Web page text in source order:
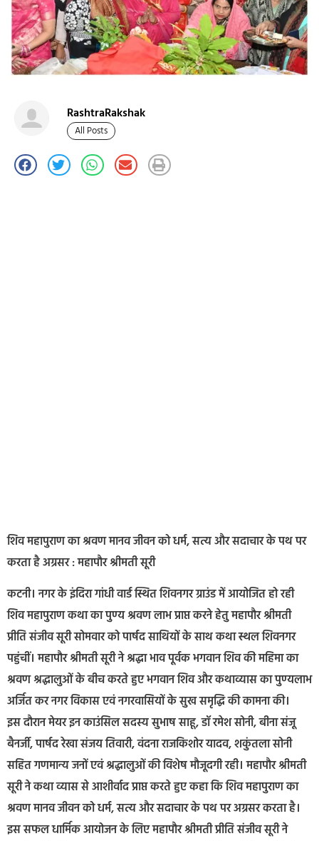
RashtraRakshak
All Posts
शिव महापुराण का श्रवण मानव जीवन को धर्म, सत्य और सदाचार के पथ पर
करता है अग्रसर : महापौर श्रीमती सूरी
कटनी। नगर के इंदिरा गांधी वार्ड स्थित शिवनगर ग्राउंड में आयोजित हो रही
शिव महापुराण कथा का पुण्य श्रवण लाभ प्राप्त करने हेतु महापौर श्रीमती
प्रीति संजीव सूरी सोमवार को पार्षद साथियों के साथ कथा स्थल शिवनगर
पहुंचीं। महापौर श्रीमती सूरी ने श्रद्धा भाव पूर्वक भगवान शिव की महिमा का
श्रवण श्रद्धालुओं के बीच करते हुए भगवान शिव और कथाव्यास का पुण्यलाभ
अर्जित कर नगर विकास एवं नगरवासियों के सुख समृद्धि की कामना की।
इस दौरान मेयर इन काउंसिल सदस्य सुभाष साहू, डॉ रमेश सोनी, बीना संजू
बैनर्जी, पार्षद रेखा संजय तिवारी, वंदना राजकिशोर यादव, शकुंतला सोनी
सहित गणमान्य जनों एवं श्रद्धालुओं की विशेष मौजूदगी रही। महापौर श्रीमती
सूरी ने कथा व्यास से आशीर्वाद प्राप्त करते हुए कहा कि शिव महापुराण का
श्रवण मानव जीवन को धर्म, सत्य और सदाचार के पथ पर अग्रसर करता है।
इस सफल धार्मिक आयोजन के लिए महापौर श्रीमती प्रीति संजीव सूरी ने